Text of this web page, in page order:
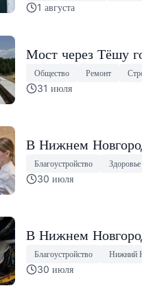
1 августа
Мост через Тёшу
Общество Ремонт
31 июля
В Нижнем
Благоустройство Здоровье
30 июля
В Нижнем
Благоустройство Нижний
30 июля